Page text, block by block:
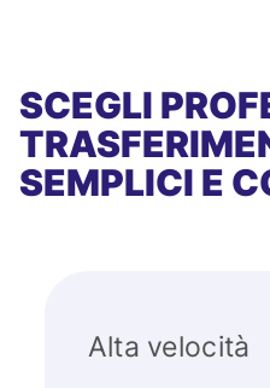
SCEGLI
SEMPLICI E
Alta velocità